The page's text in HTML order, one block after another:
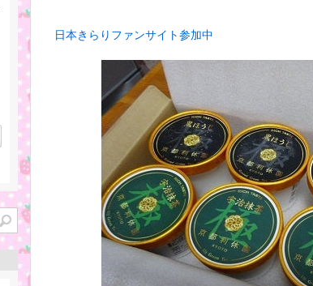
日本きらりファンサイト参加中